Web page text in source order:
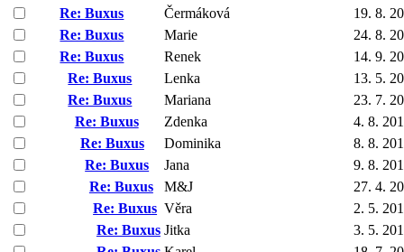
Re: Buxus
Čermáková
19. 8.
Re: Buxus
Marie
24. 8.
Re: Buxus
Renek
14. 9.
Re: Buxus
Lenka
13. 5.
Re: Buxus
Mariana
23. 7.
Re: Buxus
Zdenka
4. 8.
Re: Buxus
Dominika
8. 8.
Re: Buxus
Jana
9. 8.
Re: Buxus
M&J
27. 4.
Re: Buxus Věra
2. 5.
Re: Buxus Jitka
3. 5.